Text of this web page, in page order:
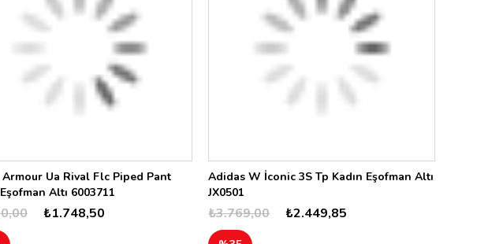
Ua Rival Flc Piped Pant
Altı 6003711
₺1.748,50
Adidas W İconic 3S Tp Kadın Eşofman Altı
JX0501
₺2.449,85
₺3.769,00